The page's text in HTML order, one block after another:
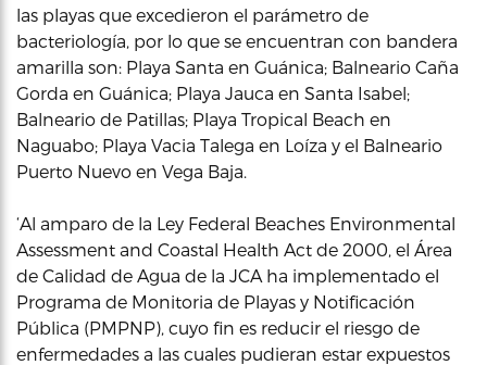
las playas que excedieron el parámetro de
bacteriología, por lo que se encuentran con bandera
amarilla son: Playa Santa en Guánica; Balneario Caña
Gorda en Guánica; Playa Jauca en Santa Isabel;
Balneario de Patillas; Playa Tropical Beach en
Naguabo; Playa Vacia Talega en Loíza y el Balneario
Puerto Nuevo en Vega Baja.
‘Al amparo de la Ley Federal Beaches Environmental
Assessment and Coastal Health Act de 2000, el Área
de Calidad de Agua de la JCA ha implementado el
Programa de Monitoria de Playas y Notificación
Pública (PMPNP), cuyo fin es reducir el riesgo de
enfermedades a las cuales pudieran estar expuestos